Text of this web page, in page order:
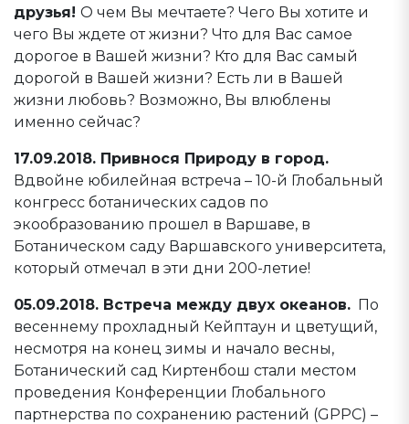
друзья! О чем Вы мечтаете? Чего Вы хотите и
чего Вы ждете от жизни? Что для Вас самое
дорогое в Вашей жизни? Кто для Вас самый
дорогой в Вашей жизни? Есть ли в Вашей
жизни любовь? Возможно, Вы влюблены
именно сейчас?
17.09.2018. Привнося Природу в город.
Вдвойне юбилейная встреча – 10-й Глобальный
конгресс ботанических садов по
экообразованию прошел в Варшаве, в
Ботаническом саду Варшавского университета,
который отмечал в эти дни 200-летие!
05.09.2018. Встреча между двух океанов. По
весеннему прохладный Кейптаун и цветущий,
несмотря на конец зимы и начало весны,
Ботанический сад Киртенбош стали местом
проведения Конференции Глобального
партнерства по сохранению растений (GPPC) –